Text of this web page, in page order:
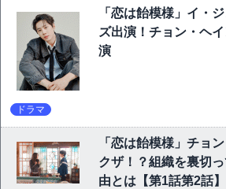
「恋は飴模様」イ・
ズ出演！チョン・ヘ
演
ドラマ
「恋は飴模様」チョ
クザ！？組織を裏切
由とは【第1話第2話】